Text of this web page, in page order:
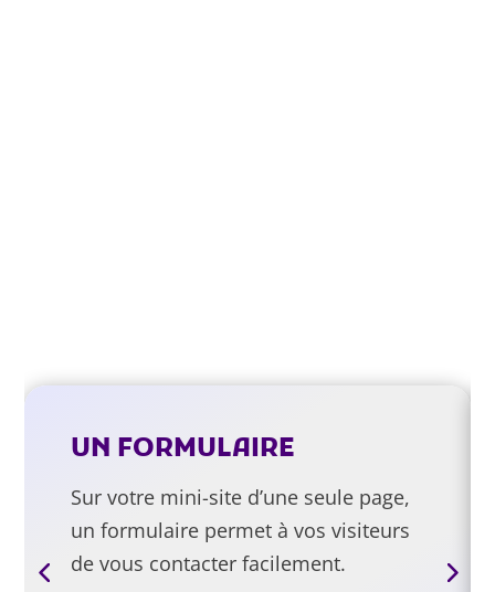
UN FORMULAIRE
Sur votre mini-site d’une seule page,
un formulaire permet à vos visiteurs
de vous contacter facilement.